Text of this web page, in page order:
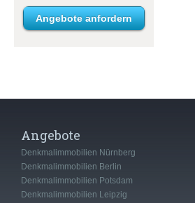
Angebote anfordern
Angebote
Denkmalimmobilien Nürnberg
Denkmalimmobilien Berlin
Denkmalimmobilien Potsdam
Denkmalimmobilien Leipzig